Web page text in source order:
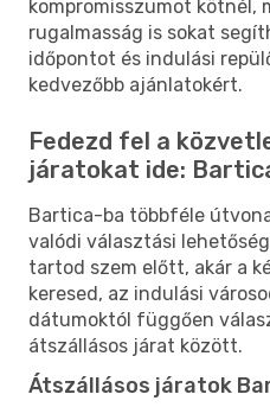
kompromisszumot kötnél,
rugalmasság is sokat
időpontot és indulási
kedvezőbb ajánlatokért.
Fedezd fel a
járatokat ide:
Bartica-ba többféle
valódi választási
tartod szem előtt, akár a
keresed, az indulási
dátumoktól függően
átszállásos járat között.
Átszállásos járatok